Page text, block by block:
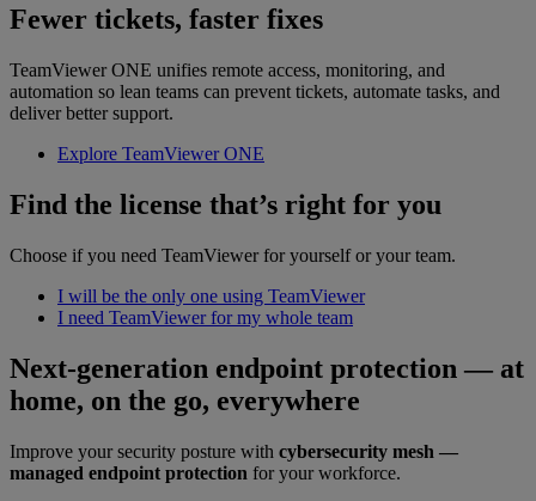
Fewer tickets, faster fixes
TeamViewer ONE unifies remote access, monitoring, and
automation so lean teams can prevent tickets, automate tasks, and
deliver better support.
Explore TeamViewer ONE
Find the license that’s right for you
Choose if you need TeamViewer for yourself or your team.
I will be the only one using TeamViewer
I need TeamViewer for my whole team
Next-generation endpoint protection — at
home, on the go, everywhere
Improve your security posture with cybersecurity mesh —
managed endpoint protection for your workforce.